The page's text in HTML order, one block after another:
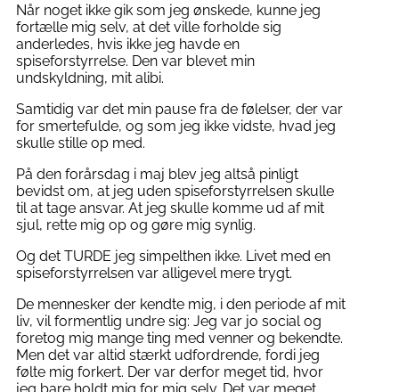
Når noget ikke gik som jeg ønskede, kunne jeg
fortælle mig selv, at det ville forholde sig
anderledes, hvis ikke jeg havde en
spiseforstyrrelse. Den var blevet min
undskyldning, mit alibi.
Samtidig var det min pause fra de følelser, der var
for smertefulde, og som jeg ikke vidste, hvad jeg
skulle stille op med.
På den forårsdag i maj blev jeg altså pinligt
bevidst om, at jeg uden spiseforstyrrelsen skulle
til at tage ansvar. At jeg skulle komme ud af mit
sjul, rette mig op og gøre mig synlig.
Og det TURDE jeg simpelthen ikke. Livet med en
spiseforstyrrelsen var alligevel mere trygt.
De mennesker der kendte mig, i den periode af mit
liv, vil formentlig undre sig: Jeg var jo social og
foretog mig mange ting med venner og bekendte.
Men det var altid stærkt udfordrende, fordi jeg
følte mig forkert. Der var derfor meget tid, hvor
jeg bare holdt mig for mig selv. Det var meget